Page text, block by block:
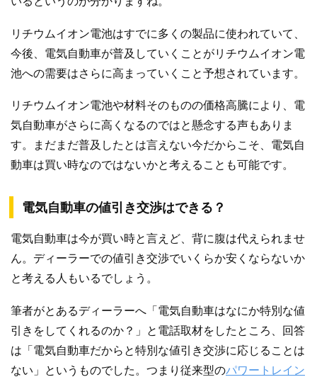
リチウムイオン電池はすでに多くの製品に使われていて、
今後、電気自動車が普及していくことがリチウムイオン電
池への需要はさらに高まっていくこと予想されています。
リチウムイオン電池や材料そのものの価格高騰により、電
気自動車がさらに高くなるのではと懸念する声もありま
す。まだまだ普及したとは言えない今だからこそ、電気自
動車は買い時なのではないかと考えることも可能です。
電気自動車の値引き交渉はできる？
電気自動車は今が買い時と言えど、背に腹は代えられませ
ん。ディーラーでの値引き交渉でいくらか安くならないか
と考える人もいるでしょう。
筆者がとあるディーラーへ「電気自動車はなにか特別な値
引きをしてくれるのか？」と電話取材をしたところ、回答
は「電気自動車だからと特別な値引き交渉に応じることは
ない」というものでした。つまり従来型のパワートレイン